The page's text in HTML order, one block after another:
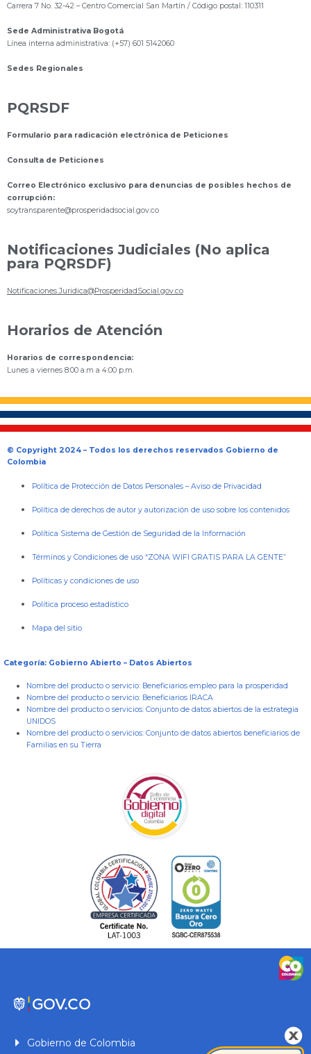
Carrera 7 No. 32-42 – Centro Comercial San Martín / Código postal: 110311
Sede Administrativa Bogotá
Línea interna administrativa: (+57) 601 5142060
Sedes Regionales
PQRSDF
Formulario para radicación electrónica de Peticiones
Consulta de Peticiones
Correo Electrónico exclusivo para denuncias de posibles hechos de
corrupción:
soytransparente@prosperidadsocial.gov.co
Notificaciones Judiciales (No aplica
para PQRSDF)
Notificaciones.Juridica@ProsperidadSocial.gov.co
Horarios de Atención
Horarios de correspondencia:
Lunes a viernes 8:00 a.m a 4:00 p.m.
© Copyright 2024 – Todos los derechos reservados Gobierno de
Colombia
Política de Protección de Datos Personales –Aviso de Privacidad
Política de derechos de autor y autorización de uso sobre los contenidos
Política Sistema de Gestión de Seguridad de la Información
Términos y Condiciones de uso “ZONA WIFI GRATIS PARA LA GENTE”
Políticas y condiciones de uso
Política proceso estadístico
Mapa del sitio
Categoría: Gobierno Abierto – Datos Abiertos
Nombre del producto o servicio: Beneficiarios empleo para la prosperidad
Nombre del producto o servicio: Beneficiarios IRACA
Nombre del producto o servicios: Conjunto de datos abiertos de la estrategia
UNIDOS
Nombre del producto o servicios: Conjunto de datos abiertos beneficiarios de
Familias en su Tierra
Gobierno de Colombia